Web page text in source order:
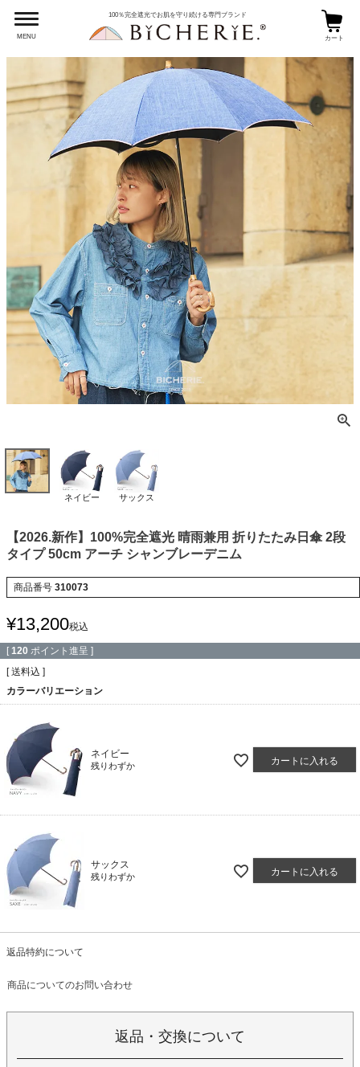
MENU
100％完全遮光でお肌を守り続ける専門ブランド
カート
ネイビー サックス
【2026.新作】100%完全遮光 晴雨兼用 折りたたみ日傘 2段
タイプ 50cm アーチ シャンブレーデニム
商品番号 310073
¥13,200税込
[ 120 ポイント進呈 ]
送料込
カラーバリエーション
ネイビー
残りわずか カートに入れる
サックス
残りわずか カートに入れる
返品特約について
商品についてのお問い合わせ
返品・交換について